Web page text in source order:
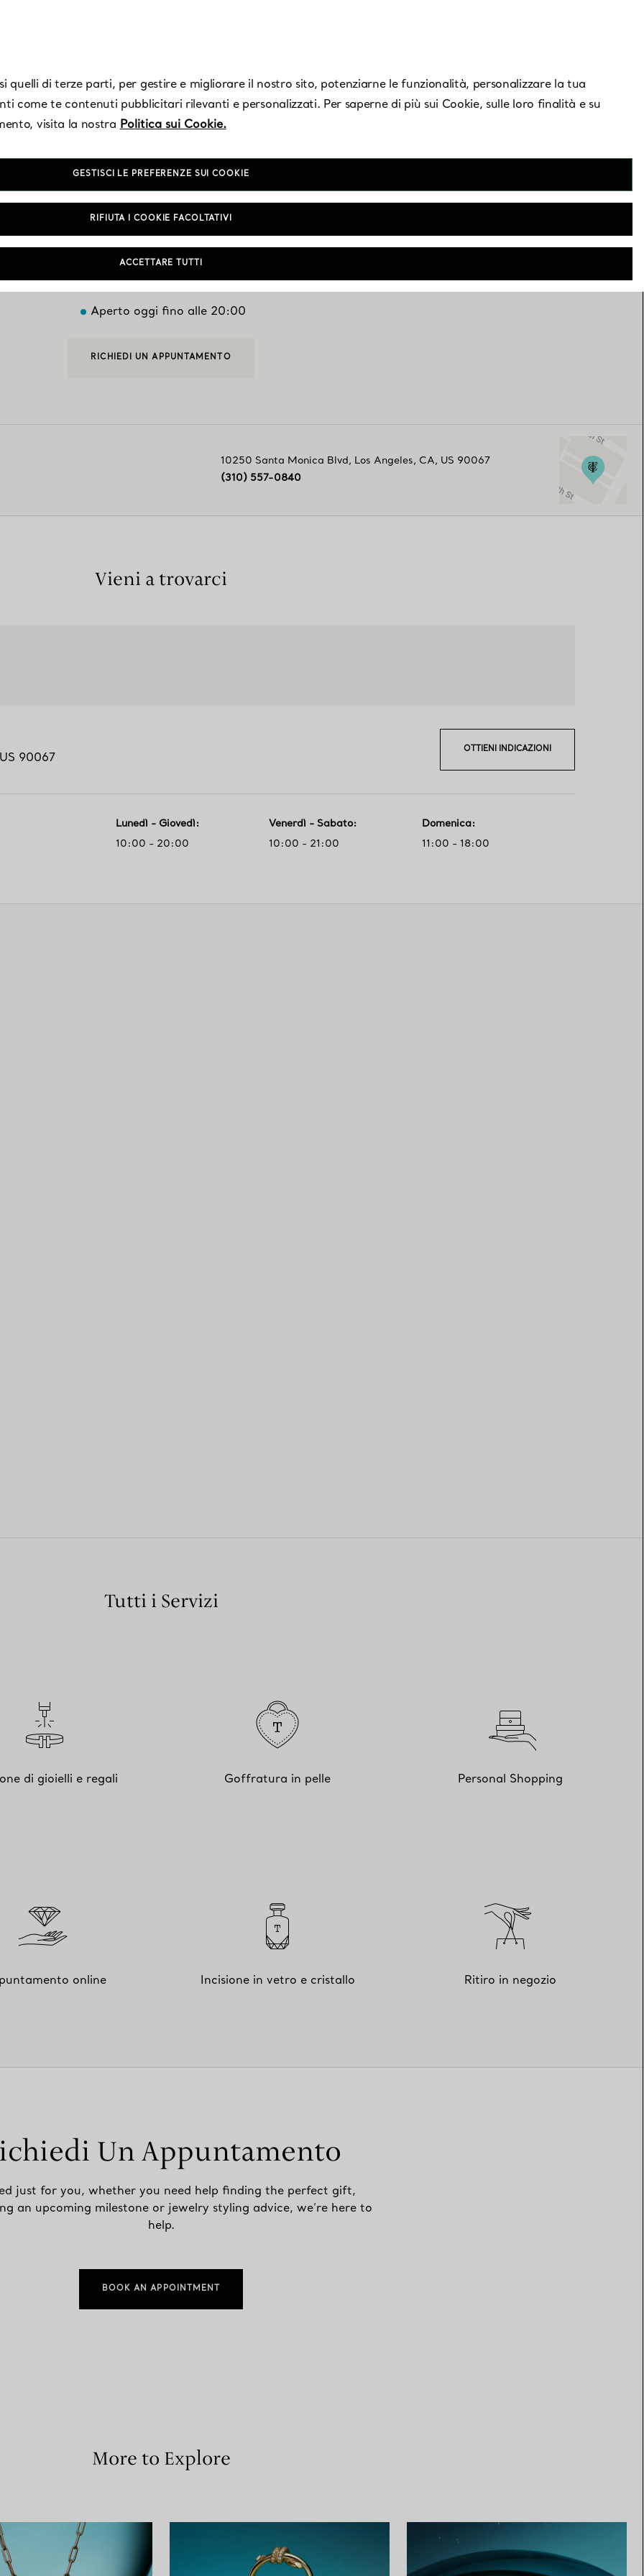
Angeles - Westfield
Century City
Aperto oggi fino alle 20:00
RICHIEDI UN APPUNTAMENTO
10250 Santa Monica Blvd, Los Angeles, CA, US 90067
(310) 557-0840
Vieni a trovarci
US 90067
OTTIENI INDICAZIONI
Lunedì - Giovedì:
10:00 - 20:00
Venerdì - Sabato:
10:00 - 21:00
Domenica:
11:00 - 18:00
Tutti i Servizi
di gioielli e regali Goffratura in pelle Personal Shopping
online Incisione in vetro e cristallo Ritiro in negozio
Un Appuntamento
just for you, whether you need help finding the perfect gift,
an upcoming milestone or jewelry styling advice, we’re here to
help.
BOOK AN APPOINTMENT
More to Explore
quelli di terze parti, per gestire e migliorare il nostro sito, potenziarne le funzionalità, personalizzare la tua
come te contenuti pubblicitari rilevanti e personalizzati. Per saperne di più sui Cookie, sulle loro finalità e su
visita la nostra Politica sui Cookie.
GESTISCI LE PREFERENZE SUI COOKIE
RIFIUTA I COOKIE FACOLTATIVI
ACCETTARE TUTTI